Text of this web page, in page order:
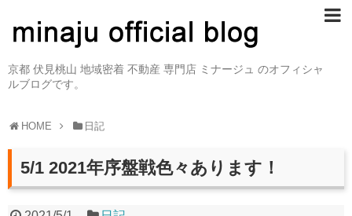
京都 伏見桃山 地域密着 不動産 専門店 ミナージュ のオフィシャ
ルブログです。
HOME 日記
5/1 2021年序盤戦色々あります！